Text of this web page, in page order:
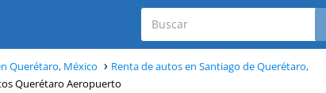
Querétaro, México
Renta de autos en Santiago de Querétaro,
Querétaro Aeropuerto